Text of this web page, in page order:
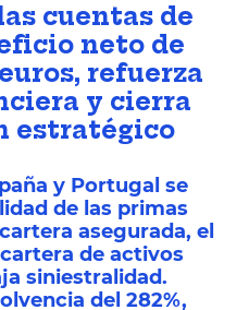
cuentas de
neto de
refuerza
y cierra
estratégico
y Portugal se
de las primas
asegurada, el
de activos
siniestralidad.
del 282%,